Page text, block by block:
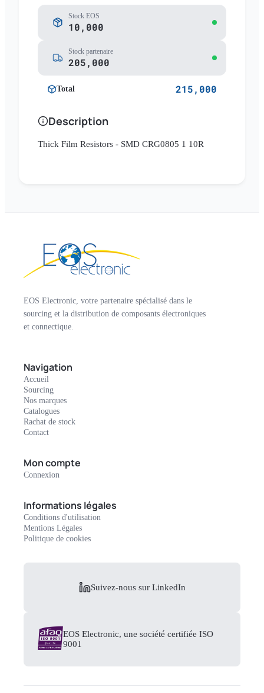
Stock EOS
10,000
Stock partenaire
205,000
Total 215,000
Description
Thick Film Resistors - SMD CRG0805 1 10R
EOS Electronic, votre partenaire spécialisé dans le
sourcing et la distribution de composants électroniques
et connectique.
Navigation
Accueil
Sourcing
Nos marques
Catalogues
Rachat de stock
Contact
Mon compte
Connexion
Informations légales
Conditions d'utilisation
Mentions Légales
Politique de cookies
Suivez-nous sur LinkedIn
EOS Electronic, une société certifiée ISO
9001